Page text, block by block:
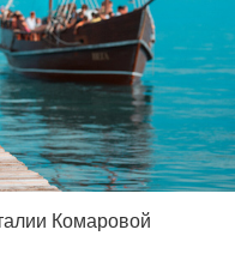
Комаровой